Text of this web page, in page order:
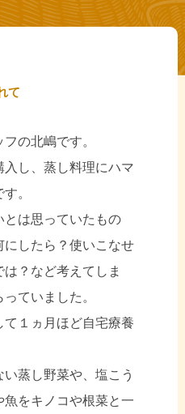
て
の北嶋です。
し、蒸し料理にハマ
。
は思っていたもの
したら？使いこなせ
？など考えてしま
ていました。
１ヵ月ほど自宅療養
蒸し野菜や、塩こう
魚をキノコや根菜と一